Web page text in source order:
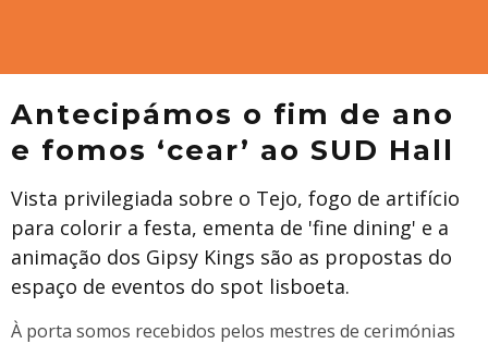
Antecipámos o fim de ano
e fomos ‘cear’ ao SUD Hall
Vista privilegiada sobre o Tejo, fogo de artifício
para colorir a festa, ementa de 'fine dining' e a
animação dos Gipsy Kings são as propostas do
espaço de eventos do spot lisboeta.
À porta somos recebidos pelos mestres de cerimónias